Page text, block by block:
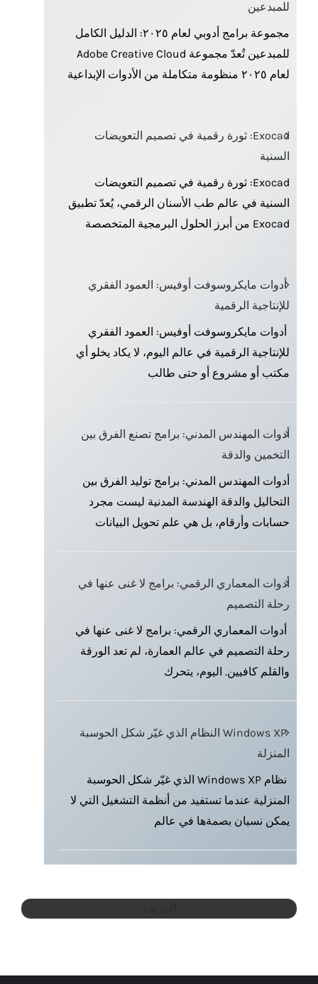
للمبدعين
مجموعة برامج أدوبي لعام ٢٠٢٥: الدليل الكامل
للمبدعين تُعدّ مجموعة Adobe Creative Cloud
لعام ٢٠٢٥ منظومة متكاملة من الأدوات الإبداعية
Exocad: ثورة رقمية في تصميم التعويضات
السنية
Exocad: ثورة رقمية في تصميم التعويضات
السنية في عالم طب الأسنان الرقمي، يُعدّ تطبيق
Exocad من أبرز الحلول البرمجية المتخصصة
أدوات مايكروسوفت أوفيس: العمود الفقري
للإنتاجية الرقمية
أدوات مايكروسوفت أوفيس: العمود الفقري
للإنتاجية الرقمية في عالم اليوم، لا يكاد يخلو أي
مكتب أو مشروع أو حتى طالب
أدوات المهندس المدني: برامج تصنع الفرق بين
التخمين والدقة
أدوات المهندس المدني: برامج توليد الفرق بين
التحاليل والدقة الهندسة المدنية ليست مجرد
حسابات وأرقام، بل هي علم تحويل البيانات
أدوات المعماري الرقمي: برامج لا غنى عنها في
رحلة التصميم
أدوات المعماري الرقمي: برامج لا غنى عنها في
رحلة التصميم في عالم العمارة، لم تعد الورقة
والقلم كافيين. اليوم، يتحرك
Windows XP النظام الذي غيّر شكل الحوسبة
المنزلة
نظام Windows XP الذي غيّر شكل الحوسبة
المنزلية عندما تستفيد من أنظمة التشغيل التي لا
يمكن نسيان بصمةها في عالم